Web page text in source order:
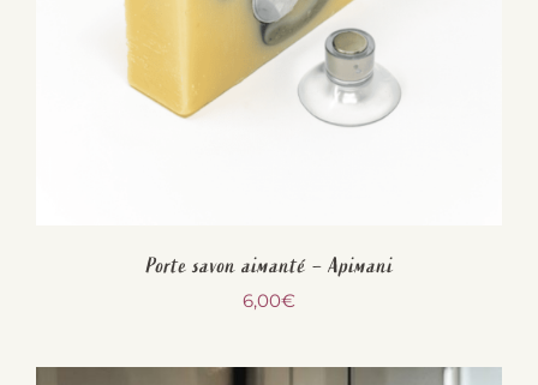
Porte savon aimanté – Apimani
6,00€